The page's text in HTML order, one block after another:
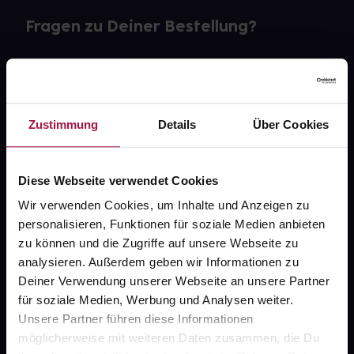
Zustimmung Details Über Cookies
Diese Webseite verwendet Cookies
Wir verwenden Cookies, um Inhalte und Anzeigen zu
personalisieren, Funktionen für soziale Medien anbieten
zu können und die Zugriffe auf unsere Webseite zu
analysieren. Außerdem geben wir Informationen zu
Deiner Verwendung unserer Webseite an unsere Partner
für soziale Medien, Werbung und Analysen weiter.
Unsere Partner führen diese Informationen
möglicherweise mit weiteren Daten zusammen, die Du
Fragen zu Deiner Bestellung?
FAQ
Widerrufsformular
gesund.de
Über uns
Karriere
Newsletter
Barrierefreiheitserklärung